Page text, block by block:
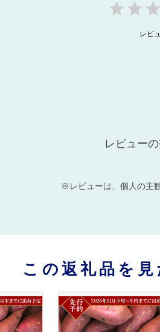
レビ
レビュー
※レビューは、個人の主
この返礼品を